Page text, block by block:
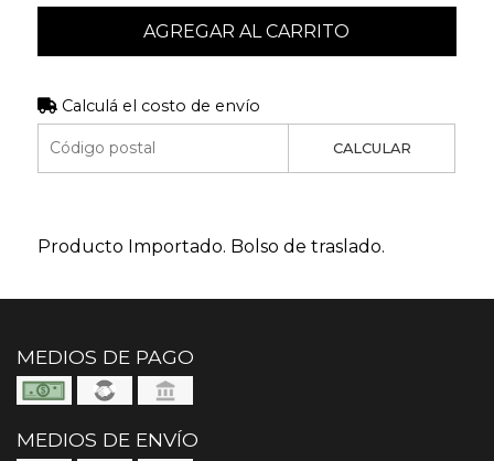
AGREGAR AL CARRITO
Calculá el costo de envío
CALCULAR
Producto Importado. Bolso de traslado.
MEDIOS DE PAGO
MEDIOS DE ENVÍO